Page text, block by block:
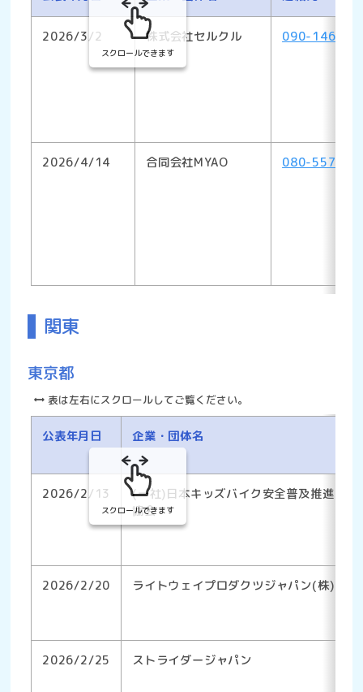
2026/3/2 株式会社セルクル 090-1466-
2026/4/14 合同会社MYAO 080-5578-
スクロールできます
関東
東京都
表は左右にスクロールしてご覧ください。
公表年月日 企業・団体名
2026/2/13
(一社)日本キッズバイク安全普及推進
協会
2026/2/20 ライトウェイプロダクツジャパン(株)
2026/2/25 ストライダージャパン
スクロールできます